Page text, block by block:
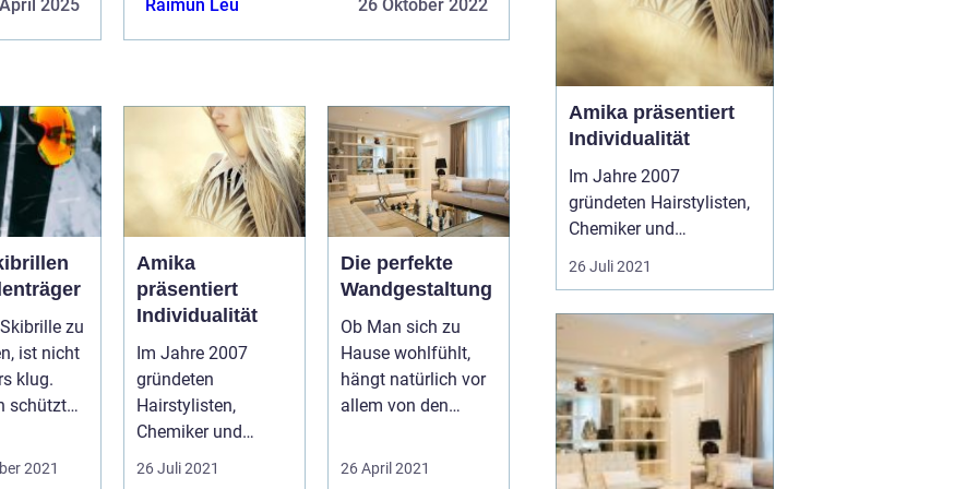
2025 Raimun Leu 26 Oktober 2022
zu
ist nicht
klug.
schützt
2021
Amika
präsentiert
Individualität
Im Jahre 2007
gründeten
Hairstylisten,
Chemiker und
Produktenthusiaste
26 Juli 2021
Die perfekte
Wandgestaltung
Ob Man sich zu
Hause wohlfühlt,
hängt natürlich vor
allem von den
denen man
zusamme...
26 April 2021
Amika präsentiert
Individualität
Im Jahre 2007
gründeten Hairstylisten,
Chemiker und
Produktenthusiasten die
in New Yorker
Friseursalons, wie zum
Beispiel mit demAmika
Glätteisen. Die
Fabrikate...
26 Juli 2021